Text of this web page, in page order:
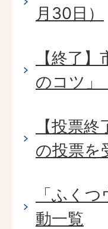
月30日）
【終了
のコツ」
【投票
の投票を
「ふく
動一覧